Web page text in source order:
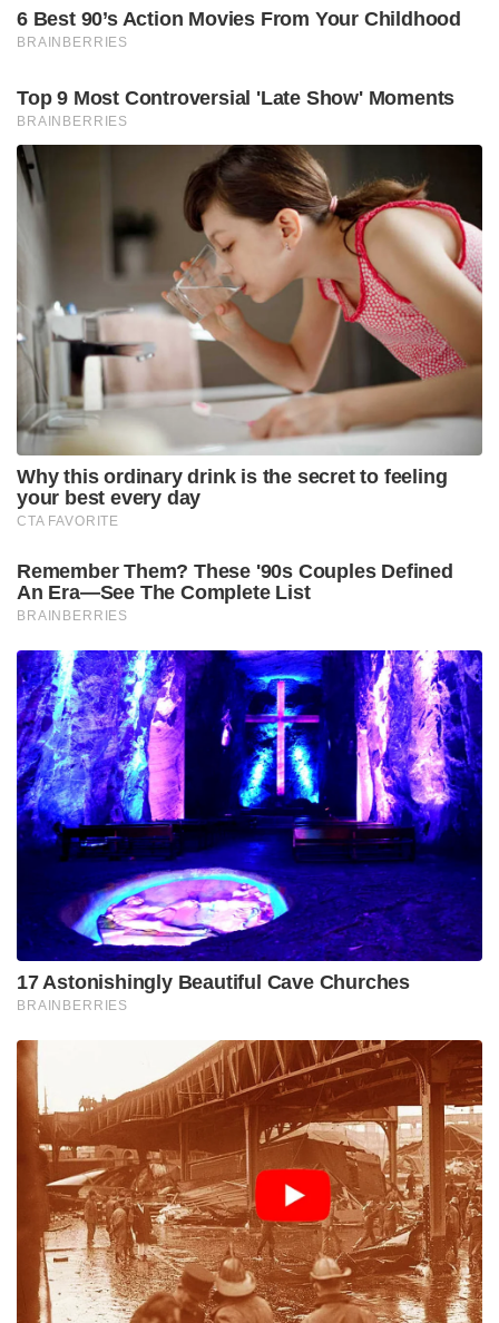
Tags: renu sudhi swapna suresh gold smuggling